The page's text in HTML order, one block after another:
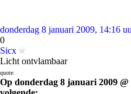
donderdag 8 januari 2009, 14:16
0
Sicx
Licht ontvlambaar
quote:
Op donderdag 8 januari 2009